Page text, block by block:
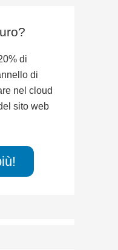
di
di
nel cloud
sito web